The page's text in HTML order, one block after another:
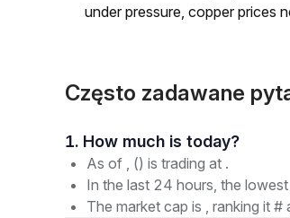
under pressure, copper prices
Często zadawane
1. How much is today?
As of , () is trading at .
In the last 24 hours, the
The market cap is , ranking it